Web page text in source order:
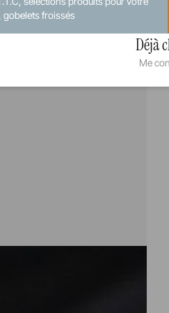
gobelets froissés
Déjà
Me